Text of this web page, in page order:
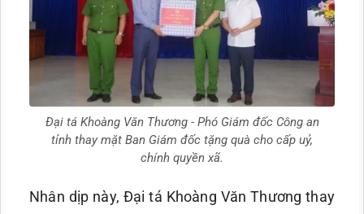
Đại tá Khoàng Văn Thương - Phó Giám đốc Công an
tỉnh thay mặt Ban Giám đốc tặng quà cho cấp uỷ,
chính quyền xã.
Nhân dịp này, Đại tá Khoàng Văn Thương thay